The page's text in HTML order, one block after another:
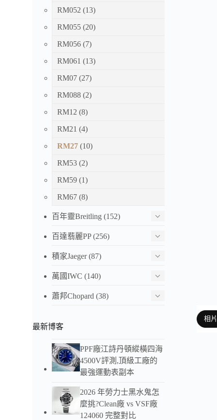
相片
RM052 (13)
RM055 (20)
RM056 (7)
RM061 (13)
RM07 (27)
RM088 (2)
RM12 (8)
RM21 (4)
RM27 (10)
RM53 (2)
RM59 (1)
RM67 (8)
百年靈Breitling (152)
百達翡麗PP(256)
積家Jaeger(87)
萬國IWC (140)
蕭邦Chopard (38)
最新博客
PPF廠江詩丹頓縱橫四海
4500V評測,頂級工廠的
最強運動表副本
2026 年勞力士黑水鬼怎
麼挑?Clean廠 vs VSF廠
124060 完整對比